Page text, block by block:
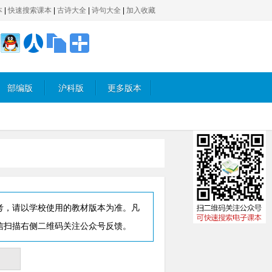
快速搜索课本 古诗大全 诗句大全 加入收藏
部编版 沪科版 更多版本
请以学校使用的教材版本为准。凡
描右侧二维码关注公众号反馈。